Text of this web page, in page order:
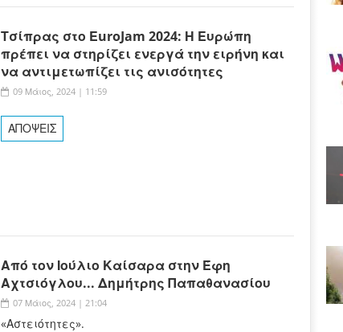
Τσίπρας στο ΕuroJam 2024: Η Ευρώπη
πρέπει να στηρίζει ενεργά την ειρήνη και
να αντιμετωπίζει τις ανισότητες
09 Μάιος, 2024 | 11:59
ΑΠΟΨΕΙΣ
Από τον Ιούλιο Καίσαρα στην Έφη
Αχτσιόγλου... Δημήτρης Παπαθανασίου
07 Μάιος, 2024 | 21:04
«Αστειότητες».